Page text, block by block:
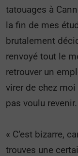
tatouages à
la fin de mes
brutalement
renvoyé tout le
retrouver un
virer de chez moi
pas voulu revenir.
« C’est bizarre,
trouves une